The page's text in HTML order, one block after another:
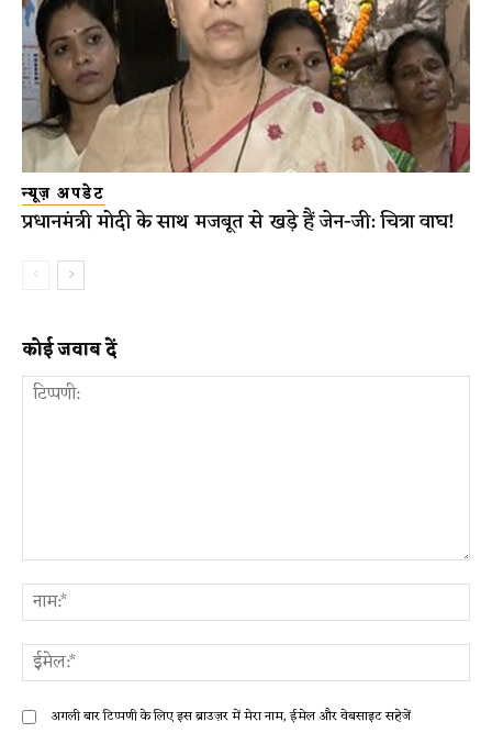
न्यूज़ अपडेट
प्रधानमंत्री मोदी के साथ मजबूत से खड़े हैं जेन-जी: चित्रा वाघ!
कोई जवाब दें
अगली बार टिप्पणी के लिए इस ब्राउज़र में मेरा नाम, ईमेल और वेबसाइट सहेजें